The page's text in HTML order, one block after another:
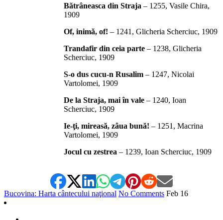
Bătrâneasca din Straja – 1255, Vasile Chira,
1909
Of, inimă, of! – 1241, Glicheria Scherciuc, 1909
Trandafir din ceia parte – 1238, Glicheria
Scherciuc, 1909
S-o dus cucu-n Rusalim – 1247, Nicolai
Vartolomei, 1909
De la Straja, mai în vale – 1240, Ioan
Scherciuc, 1909
Ie-ţi, mireasă, zâua bună! – 1251, Macrina
Vartolomei, 1909
Jocul cu zestrea – 1239, Ioan Scherciuc, 1909
Bucovina: Harta cântecului naţional No Comments Feb 16